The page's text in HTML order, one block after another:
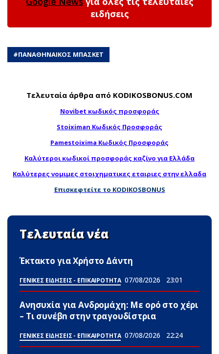
ειδήσεις
#ΠΑΝΑΘΗΝΑΙΚΟΣ ΜΠΑΣΚΕΤ
Τελευταία άρθρα από KODIKOSBONUS.COM
Novibet κωδικός προσφοράς
Stoiximan Κωδικός Προσφοράς
Pamestoixima Κωδικός Προσφοράς
Καλύτεροι κωδικοί προσφοράς καζίνο για Ελλάδα
Καλύτερες νομιμες στοιχηματικες εταιριες στην ελλαδα
Επισκεφτείτε το KODIKOSBONUS
Τελευταία νέα
Έκτακτο για Χρήστο Δάντη
ΓΕΝΙΚΕΣ ΕΙΔΗΣΕΙΣ - ΕΠΙΚΑΙΡΟΤΗΤΑ 07/08/2026 23:01
Ανησυxία για Ανδρομάχη: Με ορό στο χέρι
– Τι συνέβn στην τραγουδίστρια
ΓΕΝΙΚΕΣ ΕΙΔΗΣΕΙΣ - ΕΠΙΚΑΙΡΟΤΗΤΑ 07/08/2026 22:24